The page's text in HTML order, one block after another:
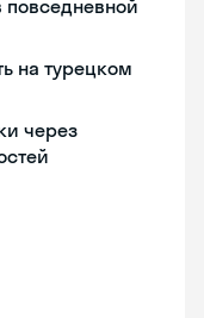
повседневной
на турецком
через